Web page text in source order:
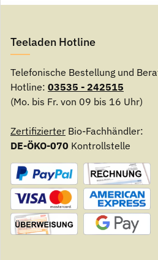
Teeladen Hotline
Telefonische Bestellung und
Hotline: 03535 - 242515
(Mo. bis Fr. von 09 bis 16 Uhr)
Zertifizierter Bio-Fachhändler:
DE-ÖKO-070 Kontrollstelle